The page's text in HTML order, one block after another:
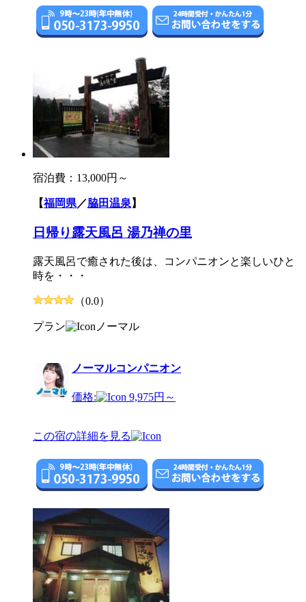
宿泊費： 13,000円～
【福岡県／脇田温泉 】
日帰り露天風呂 湯乃禅の里
露天風呂で癒された後は、コンパニオンと楽しいひと
時を・・・
（0.0）
プラン ノーマル
ノーマルコンパニオン
価格: 9,975円～
この宿の詳細を見る